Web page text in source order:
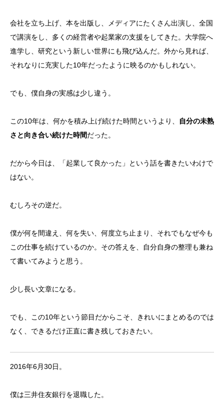
会社を立ち上げ、本を出版し、メディアにたくさん出演し、全国
で講演をし、多くの経営者や起業家の支援をしてきた。大学院へ
進学し、研究という新しい世界にも飛び込んだ。外から見れば、
それなりに充実した10年だったように映るのかもしれない。
でも、僕自身の実感は少し違う。
この10年は、何かを積み上げ続けた時間というより、
自分の未熟
さと向き合い続けた時間だった。
だから今日は、「起業して良かった」という話を書きたいわけで
はない。
むしろその逆だ。
僕が何を間違え、何を失い、何度立ち止まり、それでもなぜ今も
この仕事を続けているのか。その答えを、自分自身の整理も兼ね
て書いてみようと思う。
少し長い文章になる。
でも、この10年という節目だからこそ、きれいにまとめるのでは
なく、できるだけ正直に書き残しておきたい。
2016年6月30日。
僕は三井住友銀行を退職した。